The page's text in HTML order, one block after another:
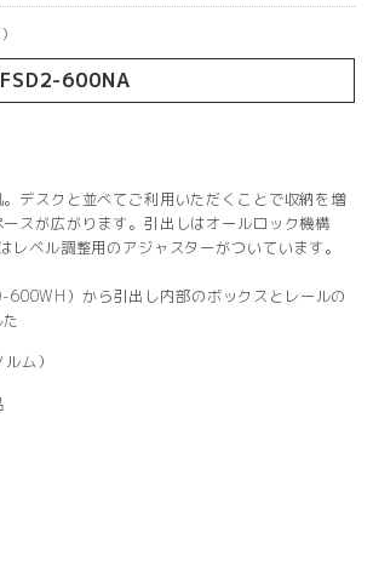
600NA
デスクと並べてご利用いただくことで収納を増
スが広がります。引出しはオールロック機構
レベル調整用のアジャスターがついています。
600WH）から引出し内部のボックスとレールの
ム）